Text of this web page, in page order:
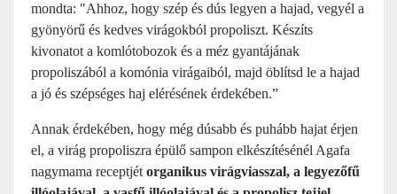
mondta: "Ahhoz, hogy szép és dús legyen a hajad, vegyél a
gyönyörű és kedves virágokból propoliszt. Készíts
kivonatot a komlótobozok és a méz gyantájának
propoliszából a komónia virágaiból, majd öblítsd le a hajad
a jó és szépséges haj elérésének érdekében.”
Annak érdekében, hogy még dúsabb és puhább hajat érjen
el, a virág propoliszra épülő sampon elkészítésénél Agafa
nagymama receptjét organikus virágviasszal, a legyezőfű